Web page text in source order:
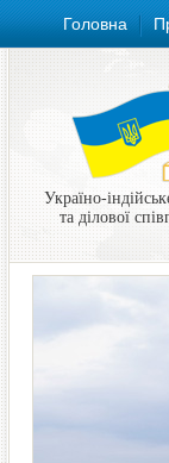
Головна
Україно-
та ділової